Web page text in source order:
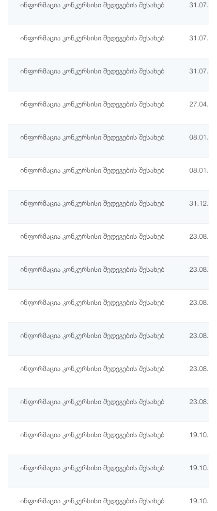
ინფორმაცია კონკურსისი შედეგების შესახებ
ინფორმაცია კონკურსისი შედეგების შესახებ
ინფორმაცია კონკურსისი შედეგების შესახებ
ინფორმაცია კონკურსისი შედეგების შესახებ
ინფორმაცია კონკურსისი შედეგების შესახებ
ინფორმაცია კონკურსისი შედეგების შესახებ
ინფორმაცია კონკურსისი შედეგების შესახებ
ინფორმაცია კონკურსისი შედეგების შესახებ
ინფორმაცია კონკურსისი შედეგების შესახებ
ინფორმაცია კონკურსისი შედეგების შესახებ
ინფორმაცია კონკურსისი შედეგების შესახებ
ინფორმაცია კონკურსისი შედეგების შესახებ
ინფორმაცია კონკურსისი შედეგების შესახებ
ინფორმაცია კონკურსისი შედეგების შესახებ
ინფორმაცია კონკურსისი შედეგების შესახებ
ინფორმაცია კონკურსისი შედეგების შესახებ